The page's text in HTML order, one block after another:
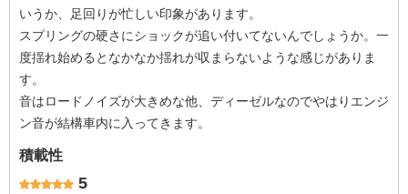
いうか、足回りが忙しい印象があります。
スプリングの硬さにショックが追い付いてないんでしょうか。一
度揺れ始めるとなかなか揺れが収まらないような感じがありま
す。
音はロードノイズが大きめな他、ディーゼルなのでやはりエンジ
ン音が結構車内に入ってきます。
積載性
5